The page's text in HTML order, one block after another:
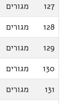
127
מגורים
128
מגורים
129
מגורים
130
מגורים
131
מגורים